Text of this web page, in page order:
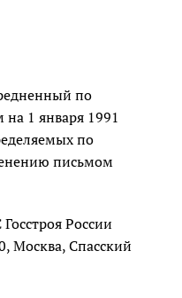
по
1 января 1991
по
письмом
России
Москва, Спасский